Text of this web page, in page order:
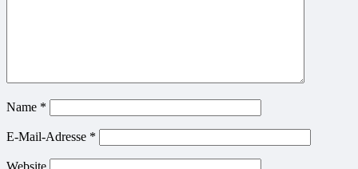
Name *
E-Mail-Adresse *
Website